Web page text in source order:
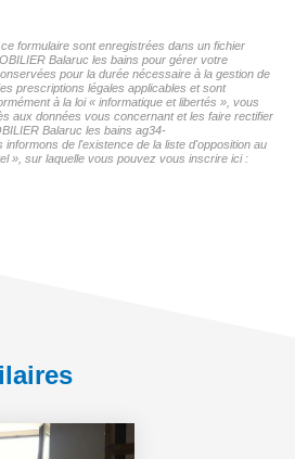
formulaire sont enregistrées dans un fichier
Balaruc les bains pour gérer votre
pour la durée nécessaire à la gestion de
prescriptions légales applicables et sont
à la loi « informatique et libertés », vous
aux données vous concernant et les faire rectifier
Balaruc les bains ag34-
de l'existence de la liste d'opposition au
», sur laquelle vous pouvez vous inscrire ici :